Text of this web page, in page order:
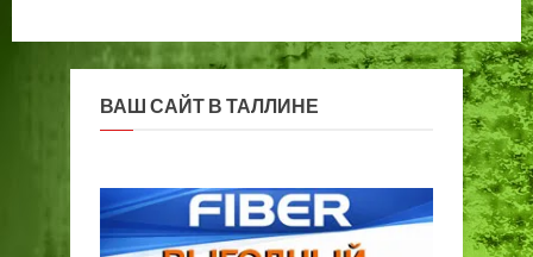
ВАШ САЙТ В ТАЛЛИНЕ